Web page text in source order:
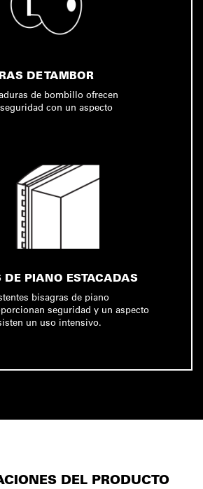
DE TAMBOR
de bombillo ofrecen
con un aspecto
DE PIANO ESTACADAS
bisagras de piano
seguridad y un aspecto
un uso intensivo.
DEL PRODUCTO